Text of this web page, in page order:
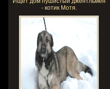
- котик Мотя.